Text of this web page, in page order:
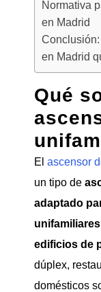
Normativa
en Madrid
en Madrid
Qué
El ascensor
un tipo de
adaptado
edificios de
dúplex,
domésticos